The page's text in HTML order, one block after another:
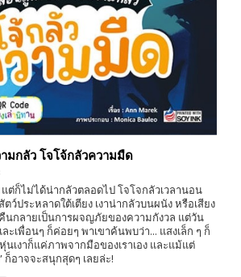
มกลัว โจโจ้กลัวความมืด
ต่ก็ไม่ได้น่ากลัวตลอดไป โจโจกลัวเวลานอน
ว์ประหลาดใต้เตียง เงาน่ากลัวบนผนัง หรือเสียง
นกลายเป็นการผจญภัยของความกังวล แต่วัน
เพื่อนๆ ก็ค่อยๆ พาเขาค้นพบว่า... แสงเล็ก ๆ ก็
นเงาก็แค่ภาพจากมือของเราเอง และแม้แต่
ก็อาจจะสนุกสุดๆ เลยล่ะ!